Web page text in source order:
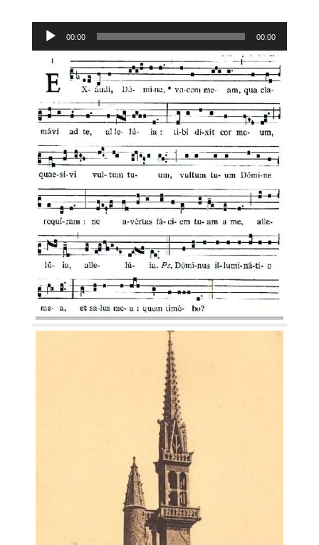
Lecteur
audio
00:00 00:00